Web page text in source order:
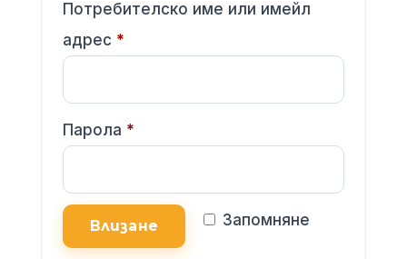
Потребителско име или имейл
адрес *Задължително
Парола *Задължително
Запомняне
Влизане